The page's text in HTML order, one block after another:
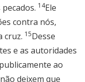
14Ele
contra nós,
cruz. 15Desse
e as autoridades
ao
deixem que